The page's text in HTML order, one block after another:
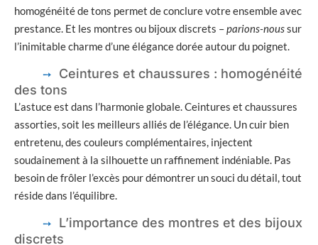
homogénéité de tons permet de conclure votre ensemble avec
prestance. Et les montres ou bijoux discrets –parions-noussur
l’inimitable charme d’une élégance dorée autour du poignet.
Ceintures et chaussures : homogénéité
des tons
L’astuce est dans l’harmonie globale. Ceintures et chaussures
assorties, soit les meilleurs alliés de l’élégance. Un cuir bien
entretenu, des couleurs complémentaires, injectent
soudainement à la silhouette un raffinement indéniable. Pas
besoin de frôler l’excès pour démontrer un souci du détail, tout
réside dans l’équilibre.
L’importance des montres et des bijoux
discrets